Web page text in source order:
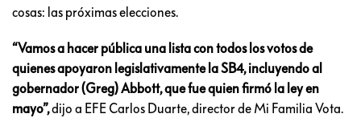
cosas: las próximas elecciones.
“Vamos a hacer pública una lista con todos los votos de
quienes apoyaron legislativamente la SB4, incluyendo al
gobernador (Greg) Abbott, que fue quien firmó la ley en
mayo”,dijo a EFE Carlos Duarte, director de Mi Familia Vota.